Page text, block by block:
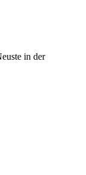
in der